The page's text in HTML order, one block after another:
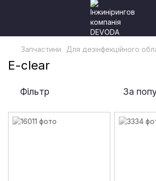
Запчастини Для дезінфекційного
E-clear
Фільтр За